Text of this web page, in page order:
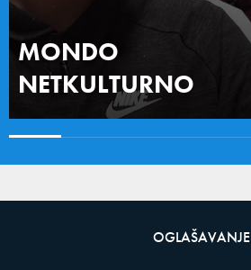
MONDO
NETKULTURNO
OGLAŠAVANJE